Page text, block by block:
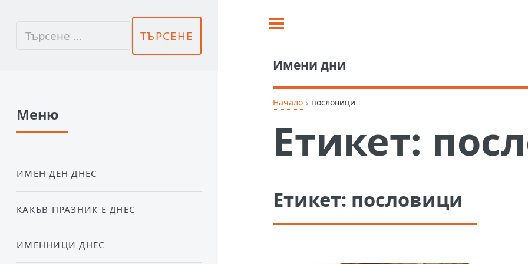
Имени дни
Начало › пословици
Етикет:
Етикет: пословици
Меню
ИМЕН ДЕН ДНЕС
КАКЪВ ПРАЗНИК Е ДНЕС
ИМЕННИЦИ ДНЕС